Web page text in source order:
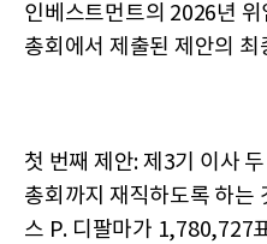
인베스트먼트의 2026년
총회에서 제출된 제안의
첫 번째 제안: 제3기 이사
총회까지 재직하도록 하는
스 P. 디팔마가 1,780,727